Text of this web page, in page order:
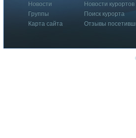
Новости
Группы
Карта сайта
Новости курортов
Поиск курорта
Отзывы